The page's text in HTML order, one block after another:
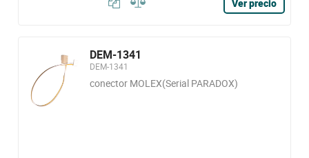
Ver precio
DEM-1341
DEM-1341
conector MOLEX(Serial PARADOX)